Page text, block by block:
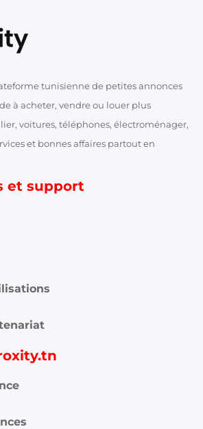
tunisienne de petites annonces
à acheter, vendre ou louer plus
voitures, téléphones, électroménager,
et bonnes affaires partout en
et support